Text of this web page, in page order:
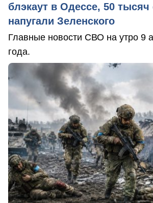
блэкаут в Одессе, 50
напугали Зеленского
Главные новости СВО на утро 9
года.